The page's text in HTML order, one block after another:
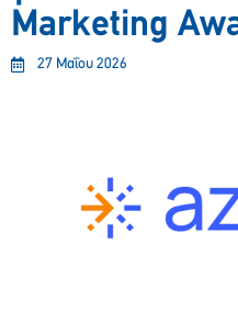
Marketing
27 Μαΐου 2026